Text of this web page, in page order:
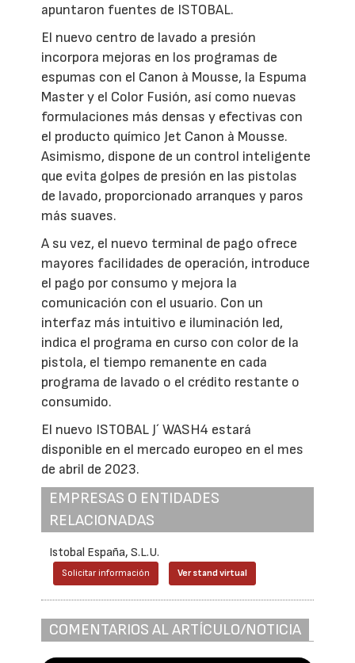
apuntaron fuentes de ISTOBAL.
El nuevo centro de lavado a presión
incorpora mejoras en los programas de
espumas con el Canon à Mousse, la Espuma
Master y el Color Fusión, así como nuevas
formulaciones más densas y efectivas con
el producto químico Jet Canon à Mousse.
Asimismo, dispone de un control inteligente
que evita golpes de presión en las pistolas
de lavado, proporcionado arranques y paros
más suaves.
A su vez, el nuevo terminal de pago ofrece
mayores facilidades de operación, introduce
el pago por consumo y mejora la
comunicación con el usuario. Con un
interfaz más intuitivo e iluminación led,
indica el programa en curso con color de la
pistola, el tiempo remanente en cada
programa de lavado o el crédito restante o
consumido.
El nuevo ISTOBAL J´ WASH4 estará
disponible en el mercado europeo en el mes
de abril de 2023.
EMPRESAS O ENTIDADES
RELACIONADAS
Istobal España, S.L.U.
Solicitar información Ver stand virtual
COMENTARIOS AL ARTÍCULO/NOTICIA